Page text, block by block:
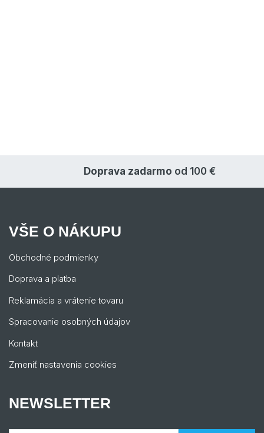
Doprava zadarmo od 100 €
VŠE O NÁKUPU
Obchodné podmienky
Doprava a platba
Reklamácia a vrátenie tovaru
Spracovanie osobných údajov
Kontakt
Zmeniť nastavenia cookies
NEWSLETTER